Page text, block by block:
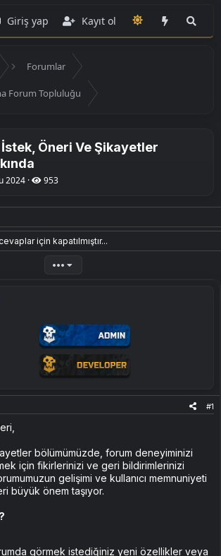
Giriş yap Kayıt ol
Forumlar
Forum Topluluğu
İstek, Öneri Ve Şikayetler
2024 953
için kapatılmıştır...
•••
#1
bölümümüzde, forum deneyiminizi
için fikirlerinizi ve geri bildirimlerinizi
gelişimi ve kullanıcı memnuniyeti
büyük önem taşıyor.
görmek istediğiniz yeni özellikler veya